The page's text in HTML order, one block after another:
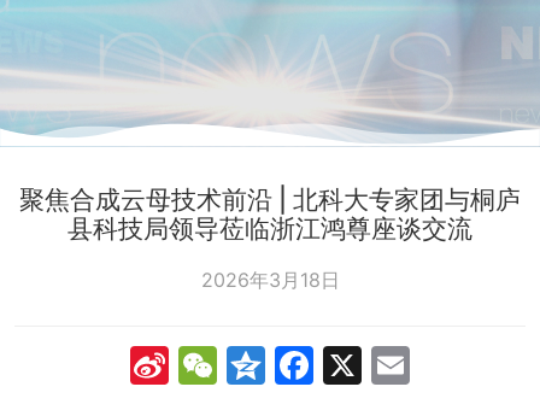
聚焦合成云母技术前沿 | 北科大专家团与桐庐
县科技局领导莅临浙江鸿尊座谈交流
2026年3月18日
SinaWeChat
Qzone
Facebook
X